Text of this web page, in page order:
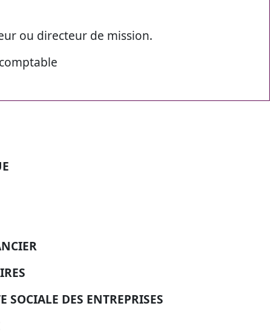
ou directeur de mission.
SOCIALE DES ENTREPRISES